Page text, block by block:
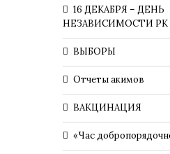
16 ДЕКАБРЯ – ДЕНЬ
НЕЗАВИСИМОСТИ РК
ВЫБОРЫ
Отчеты акимов
ВАКЦИНАЦИЯ
«Час